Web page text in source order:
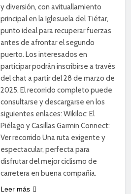
y diversión, con avituallamiento
principal en la Iglesuela del Tiétar,
punto ideal para recuperar fuerzas
antes de afrontar el segundo
puerto. Los interesados en
participar podrán inscribirse a través
del chat a partir del 28 de marzo de
2025. El recorrido completo puede
consultarse y descargarse en los
siguientes enlaces: Wikiloc: El
Piélago y Casillas Garmin Connect:
Ver recorrido Una ruta exigente y
espectacular, perfecta para
disfrutar del mejor ciclismo de
carretera en buena compañía.
Leer más